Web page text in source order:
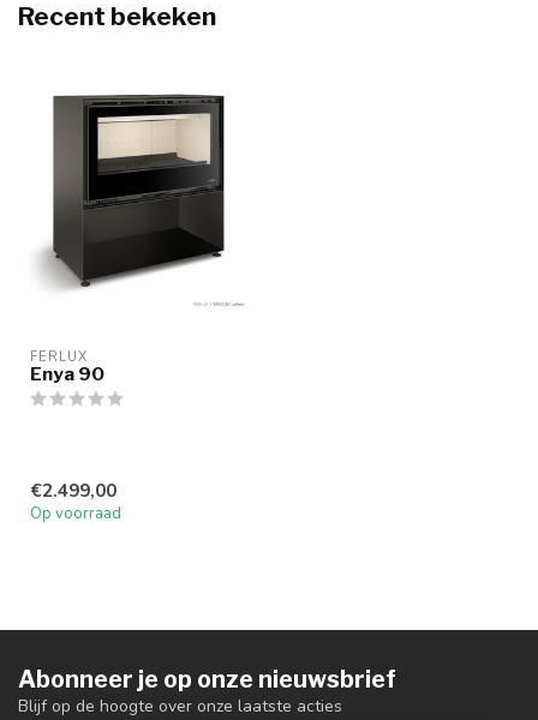
Recent bekeken
FERLUX
Enya 90
€2.499,00
Op voorraad
Abonneer je op onze nieuwsbrief
Blijf op de hoogte over onze laatste acties